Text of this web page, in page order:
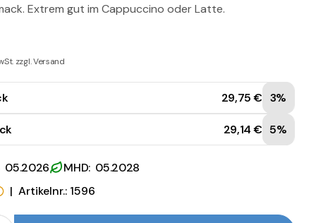
Extrem gut im Cappuccino oder Latte.
zzgl. Versand
29,75 € 3%
29,14 € 5%
05.2026
MHD: 05.2028
| Artikelnr.: 1596